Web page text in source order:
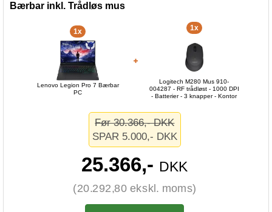
Bærbar inkl. Trådløs mus
1x
Lenovo Legion Pro 7 Bærbar
PC
1x
Logitech M280 Mus 910-
004287 - RF trådløst - 1000 DPI
- Batterier - 3 knapper - Kontor
Før 30.366,- DKK
SPAR 5.000,- DKK
25.366,- DKK
(20.292,80 ekskl. moms)